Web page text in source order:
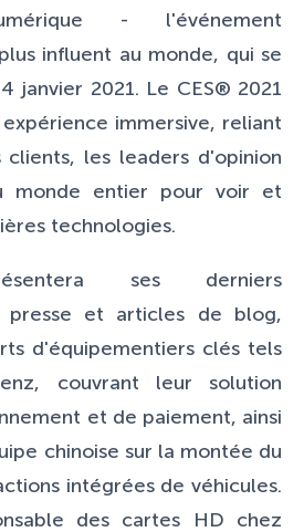
- l'événement
influent au monde, qui se
janvier 2021. Le CES® 2021
immersive, reliant
clients, les leaders d'opinion
monde entier pour voir et
technologies.
ses derniers
presse et articles de blog,
d'équipementiers clés tels
couvrant leur solution
et de paiement, ainsi
chinoise sur la montée du
intégrées de véhicules.
des cartes HD chez